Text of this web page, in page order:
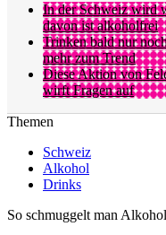
In der Schweiz wird
davon ist alkoholfrei
Trinken bald nur
mehr zum Trend
Diese Aktion von
wirft Fragen auf
Themen
Schweiz
Alkohol
Drinks
So schmuggelt man